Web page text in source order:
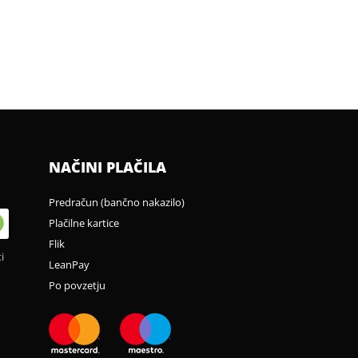
NAČINI PLAČILA
Predračun (bančno nakazilo)
Plačilne kartice
Flik
LeanPay
Po povzetju